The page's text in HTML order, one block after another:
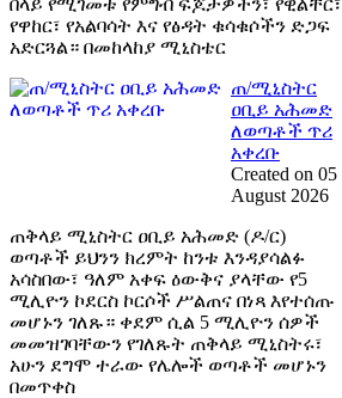
በላይ የሚገመቱ የምግብ ፍጆታዎችን፣ የዊልቸር፣
የዋከር፣ የአልባሳት እና የፅዳት ቁሳቁሶችን ድጋፍ
አድርጓል። በመከላከያ ሚኒስቴር
ጠ/ሚኒስትር
ዐቢይ አሕመድ
ለወጣቶች ጥሪ
አቀረቡ
Created on 05
August 2026
ጠቅላይ ሚኒስትር ዐቢይ አሕመድ (ዶ/ር)
ወጣቶች ይህንን ክረምት ከንቱ እንዳያሳልፉ
አሳስበው፣ ዓለም አቀፍ ዕውቅና ያላቸው የ5
ሚሊዮን ኮደርስ ኮርሶች ሥልጠና በነጻ እየተሰጡ
መሆኑን ገለጹ። ቀደም ሲል 5 ሚሊዮን ሰዎች
መመዝገባቸውን የገለጹት ጠቅላይ ሚኒስትሩ፣
አሁን ደግሞ ተራው የሌሎች ወጣቶች መሆኑን
በመጥቀስ